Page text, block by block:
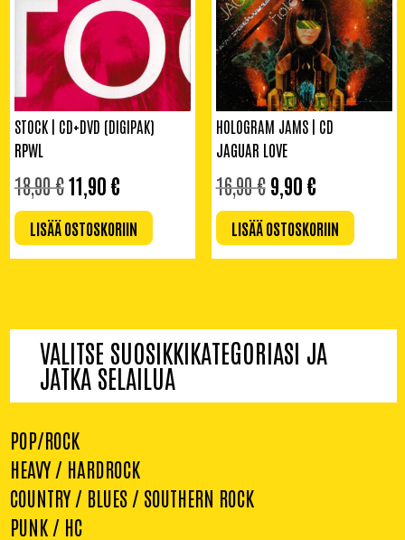
STOCK | CD+DVD (DIGIPAK)
RPWL
18,90€ALKUPERÄINEN
HINTA
OLI:
18,90 €.
11,90 €
ON:
11,90 €.
LISÄÄ OSTOSKORIIN
HOLOGRAM JAMS | CD
JAGUAR LOVE
16,90€ ALKUPERÄINEN
HINTA
OLI:
16,90 €.
9,90 €NYKYINEN
HINTA
ON:
9,90 €.
LISÄÄ OSTOSKORIIN
VALITSE SUOSIKKIKATEGORIASI JA
JATKA SELAILUA
POP/ROCK
HEAVY / HARDROCK
COUNTRY / BLUES / SOUTHERN ROCK
PUNK / HC